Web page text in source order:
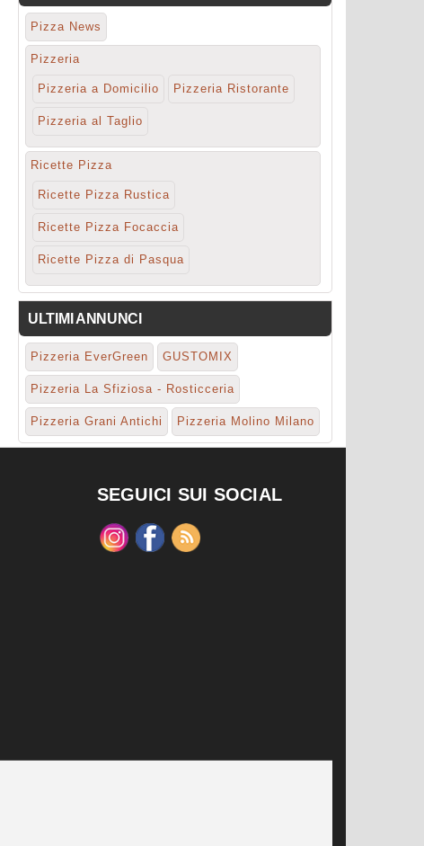
Pizza News
Pizzeria
Pizzeria a Domicilio Pizzeria Ristorante
Pizzeria al Taglio
Ricette Pizza
Ricette Pizza Rustica
Ricette Pizza Focaccia
Ricette Pizza di Pasqua
ULTIMI ANNUNCI
Pizzeria EverGreen GUSTOMIX
Pizzeria La Sfiziosa - Rosticceria
Pizzeria Grani Antichi Pizzeria Molino Milano
SEGUICI SUI SOCIAL